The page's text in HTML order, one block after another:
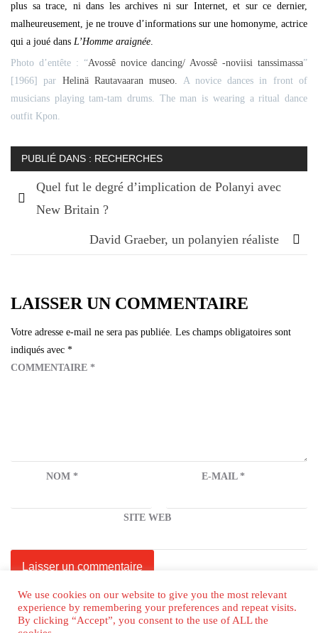
plus sa trace, ni dans les archives ni sur Internet, et sur ce dernier,
malheureusement, je ne trouve d’informations sur une homonyme, actrice
qui a joué dans L’Homme araignée.
Photo d’entête : “Avossê novice dancing/ Avossê -noviisi tanssimassa”
[1966] par Helinä Rautavaaran museo. A novice dances in front of
musicians playing tam-tam drums. The man is wearing a ritual dance
outfit Kpon.
PUBLIÉ DANS : RECHERCHES
Navigation
Quel fut le degré d’implication de Polanyi avec
New Britain ?
David Graeber, un polanyien réaliste
LAISSER UN COMMENTAIRE
Votre adresse e-mail ne sera pas publiée. Les champs obligatoires sont
indiqués avec *
COMMENTAIRE *
NOM * E-MAIL *
SITE WEB
We use cookies on our website to give you the most relevant
experience by remembering your preferences and repeat visits.
By clicking “Accept”, you consent to the use of ALL the